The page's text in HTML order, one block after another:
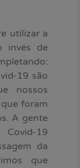
utilizar a
invés de
19 são
nossos
foram
A gente
19
da
que